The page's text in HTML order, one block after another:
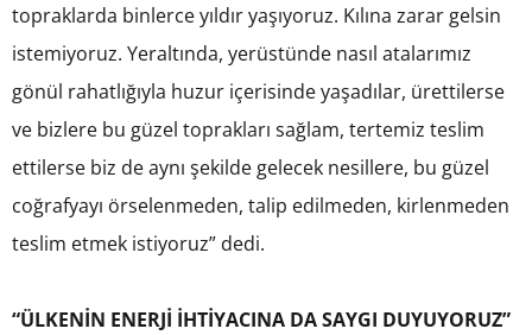
topraklarda binlerce yıldır yaşıyoruz. Kılına zarar gelsin
istemiyoruz. Yeraltında, yerüstünde nasıl atalarımız
gönül rahatlığıyla huzur içerisinde yaşadılar, ürettilerse
ve bizlere bu güzel toprakları sağlam, tertemiz teslim
ettilerse biz de aynı şekilde gelecek nesillere, bu güzel
coğrafyayı örselenmeden, talip edilmeden, kirlenmeden
teslim etmek istiyoruz” dedi.
“ÜLKENİN ENERJİ İHTİYACINA DA SAYGI DUYUYORUZ”